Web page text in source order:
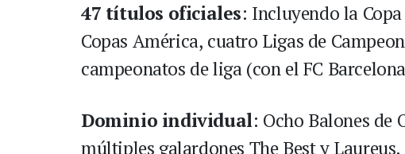
47 títulos oficiales: Incluyendo la
Copas América, cuatro Ligas de
campeonatos de liga (con el FC
Dominio individual: Ocho Balones de
múltiples galardones The Best y Laureus.